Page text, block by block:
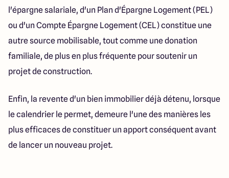
l'épargne salariale, d'un Plan d'Épargne Logement (PEL)
ou d'un Compte Épargne Logement (CEL) constitue une
autre source mobilisable, tout comme une donation
familiale, de plus en plus fréquente pour soutenir un
projet de construction.
Enfin, la revente d'un bien immobilier déjà détenu, lorsque
le calendrier le permet, demeure l'une des manières les
plus efficaces de constituer un apport conséquent avant
de lancer un nouveau projet.